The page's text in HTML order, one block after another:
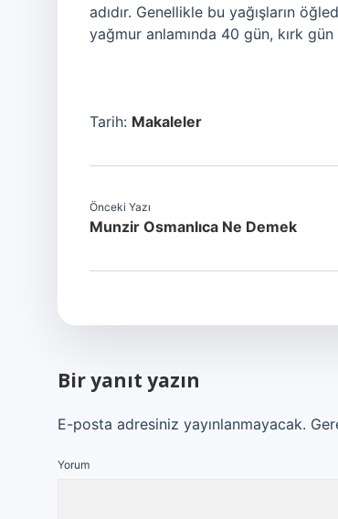
adıdır. Genellikle bu yağışların
yağmur anlamında 40 gün, kırk gün
Tarih: Makaleler
Önceki Yazı
Munzir Osmanlıca Ne Demek
Bir yanıt yazın
E-posta adresiniz yayınlanmayacak.
Yorum